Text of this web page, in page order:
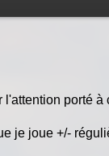
porté
je joue +/-